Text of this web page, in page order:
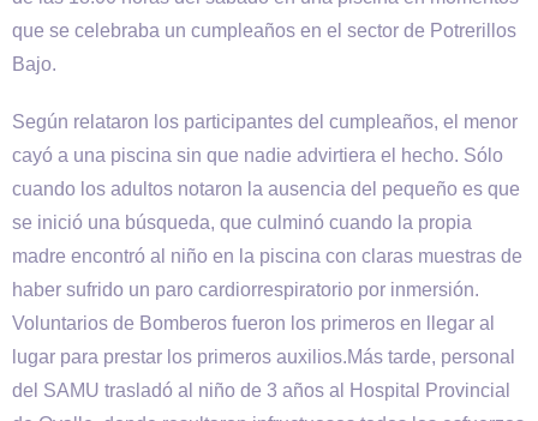
que se celebraba un cumpleaños en el sector de Potrerillos
Bajo.
Según relataron los participantes del cumpleaños, el menor
cayó a una piscina sin que nadie advirtiera el hecho. Sólo
cuando los adultos notaron la ausencia del pequeño es que
se inició una búsqueda, que culminó cuando la propia
madre encontró al niño en la piscina con claras muestras de
haber sufrido un paro cardiorrespiratorio por inmersión.
Voluntarios de Bomberos fueron los primeros en llegar al
lugar para prestar los primeros auxilios.Más tarde, personal
del SAMU trasladó al niño de 3 años al Hospital Provincial